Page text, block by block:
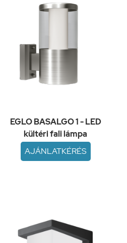
EGLO BASALGO 1 - LED
kültéri fali lámpa
AJÁNLATKÉRÉS